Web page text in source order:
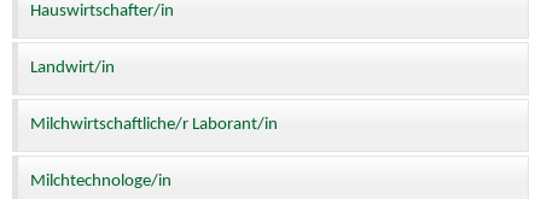
Hauswirtschafter/in
Landwirt/in
Milchwirtschaftliche/r Laborant/in
Milchtechnologe/in